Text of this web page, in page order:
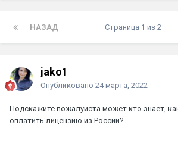
НАЗАД Страница 1 из 2
jako1
Опубликовано 24 марта, 2022
Подскажите пожалуйста может кто знает,
оплатить лицензию из России?